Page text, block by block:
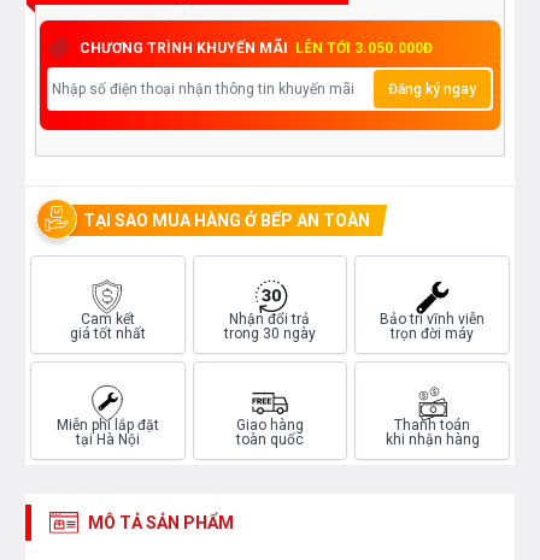
CHƯƠNG TRÌNH KHUYẾN MÃI LÊN TỚI 3.050.000Đ
Đăng ký ngay
TẠI SAO MUA HÀNG Ở BẾP AN TOÀN
Cam kết
giá tốt nhất
Nhận đổi trả
trong 30 ngày
Bảo trì vĩnh viễn
trọn đời máy
Miễn phí lắp đặt
tại Hà Nội
Giao hàng
toàn quốc
Thanh toán
khi nhận hàng
MÔ TẢ SẢN PHẨM